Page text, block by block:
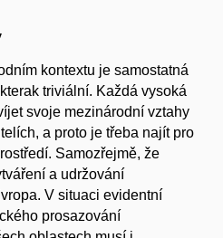
kontextu je samostatná
triviální. Každá vysoká
svoje mezinárodní vztahy
a proto je třeba najít pro
Samozřejmě, že
a udržování
V situaci evidentní
prosazování